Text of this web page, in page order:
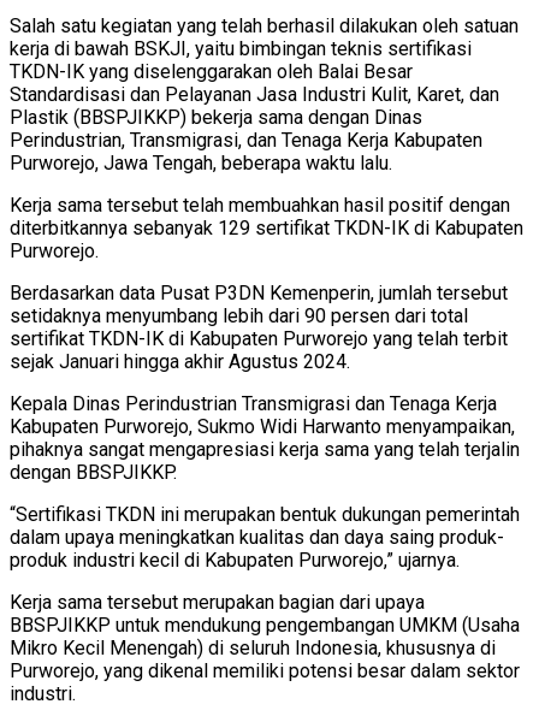
Salah satu kegiatan yang telah berhasil dilakukan oleh satuan
kerja di bawah BSKJI, yaitu bimbingan teknis sertifikasi
TKDN-IK yang diselenggarakan oleh Balai Besar
Standardisasi dan Pelayanan Jasa Industri Kulit, Karet, dan
Plastik (BBSPJIKKP) bekerja sama dengan Dinas
Perindustrian, Transmigrasi, dan Tenaga Kerja Kabupaten
Purworejo, Jawa Tengah, beberapa waktu lalu.
Kerja sama tersebut telah membuahkan hasil positif dengan
diterbitkannya sebanyak 129 sertifikat TKDN-IK di Kabupaten
Purworejo.
Berdasarkan data Pusat P3DN Kemenperin, jumlah tersebut
setidaknya menyumbang lebih dari 90 persen dari total
sertifikat TKDN-IK di Kabupaten Purworejo yang telah terbit
sejak Januari hingga akhir Agustus 2024.
Kepala Dinas Perindustrian Transmigrasi dan Tenaga Kerja
Kabupaten Purworejo, Sukmo Widi Harwanto menyampaikan,
pihaknya sangat mengapresiasi kerja sama yang telah terjalin
dengan BBSPJIKKP.
“Sertifikasi TKDN ini merupakan bentuk dukungan pemerintah
dalam upaya meningkatkan kualitas dan daya saing produk-
produk industri kecil di Kabupaten Purworejo,” ujarnya.
Kerja sama tersebut merupakan bagian dari upaya
BBSPJIKKP untuk mendukung pengembangan UMKM (Usaha
Mikro Kecil Menengah) di seluruh Indonesia, khususnya di
Purworejo, yang dikenal memiliki potensi besar dalam sektor
industri.